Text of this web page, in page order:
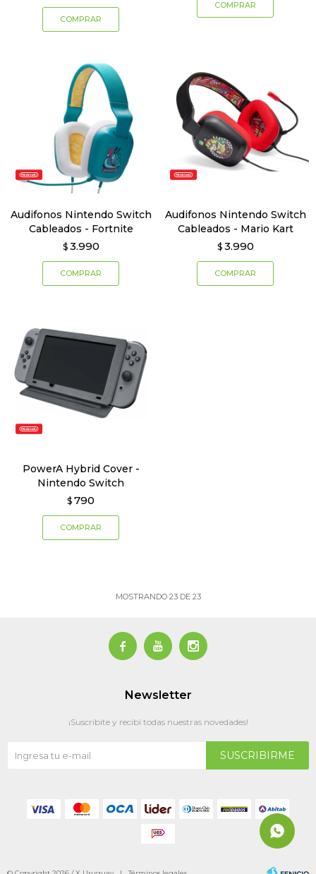
Audifonos Nintendo Switch
Cableados - Fortnite
$ 3.990
Audifonos Nintendo Switch
Cableados - Mario Kart
$ 3.990
PowerA Hybrid Cover -
Nintendo Switch
$ 790
MOSTRANDO 23DE 23
  
Newsletter
¡Suscribite y recibí todas nuestras novedades!
SUSCRIBIRME